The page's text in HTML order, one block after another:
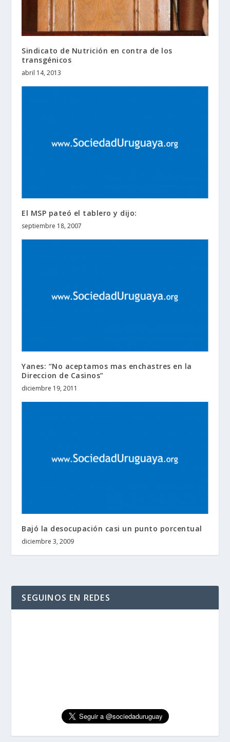
Sindicato de Nutrición en contra de los
transgénicos
abril 14, 2013
El MSP pateó el tablero y dijo:
septiembre 18, 2007
Yanes: “No aceptamos mas enchastres en la
Direccion de Casinos”
diciembre 19, 2011
Bajó la desocupación casi un punto porcentual
diciembre 3, 2009
SEGUINOS EN REDES